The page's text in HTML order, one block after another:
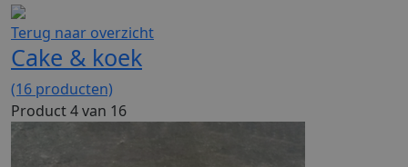
Terug naar overzicht
Cake & koek
(16 producten)
Product 4 van 16